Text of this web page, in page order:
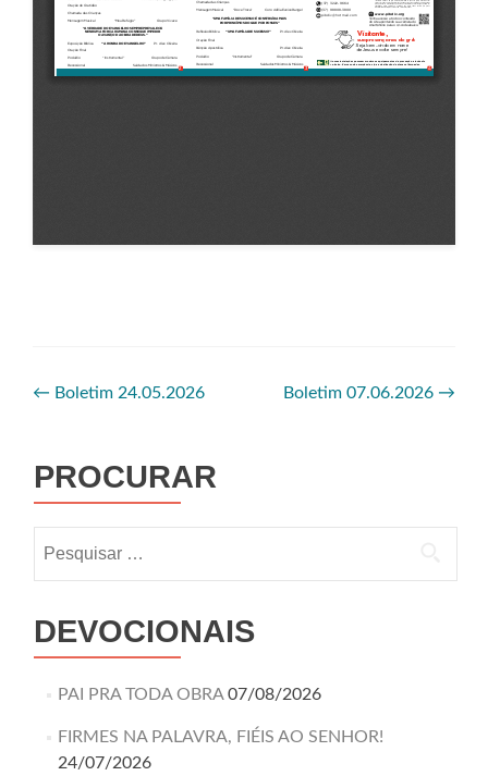
← Boletim 24.05.2026 Boletim 07.06.2026 →
PROCURAR
DEVOCIONAIS
PAI PRA TODA OBRA 07/08/2026
FIRMES NA PALAVRA, FIÉIS AO SENHOR!
24/07/2026